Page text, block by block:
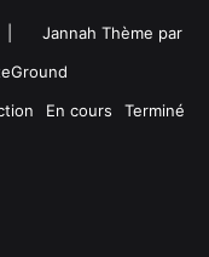
|
Jannah Thème par
En cours
Terminé